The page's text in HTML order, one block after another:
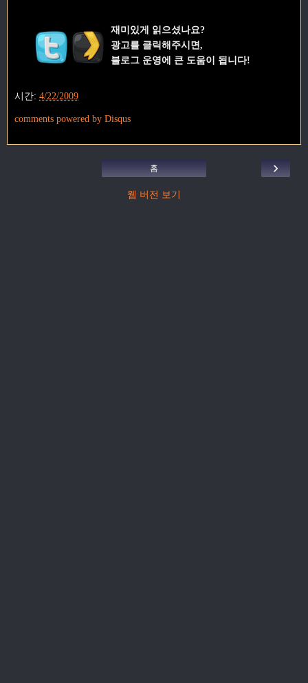
재미있게 읽으셨나요?
광고를 클릭해주시면,
블로그 운영에 큰 도움이 됩니다!
시간: 4/22/2009
comments powered by Disqus
›
홈
웹 버전 보기